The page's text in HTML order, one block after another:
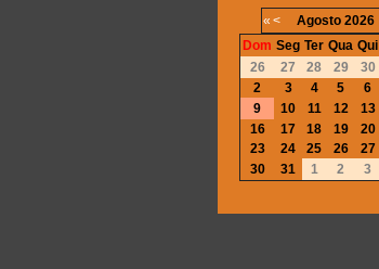
« < Agosto 2026
Dom Seg Ter Qua Qui
26
27 28 29 30
2
3 4 5 6
9
10 11 12 13
16
17 18 19 20
23
24 25 26 27
30
31 1 2 3